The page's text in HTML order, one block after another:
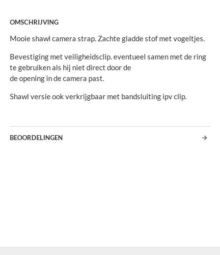
OMSCHRIJVING
Mooie shawl camera strap. Zachte gladde stof met vogeltjes.
Bevestiging met veiligheidsclip. eventueel samen met de ring
te gebruiken als hij niet direct door de
de opening in de camera past.
Shawl versie ook verkrijgbaar met bandsluiting ipv clip.
BEOORDELINGEN